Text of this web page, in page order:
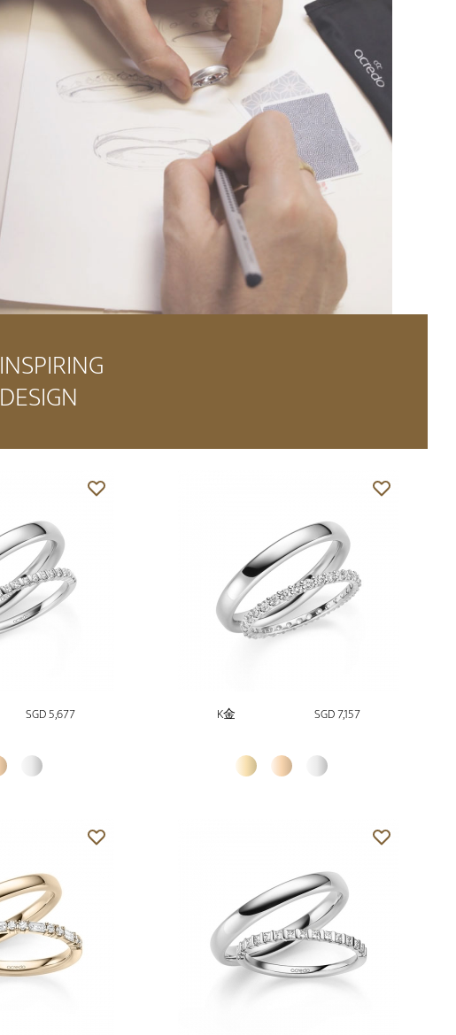
INSPIRING
DESIGN
SGD 5,677 K金 SGD 7,157